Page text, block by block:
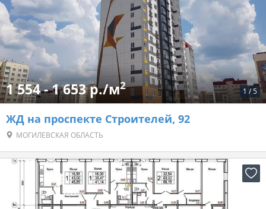
1 /5
1 554 - 1 653 р./м2
ЖД на проспекте Строителей, 92
МОГИЛЕВСКАЯ ОБЛАСТЬ